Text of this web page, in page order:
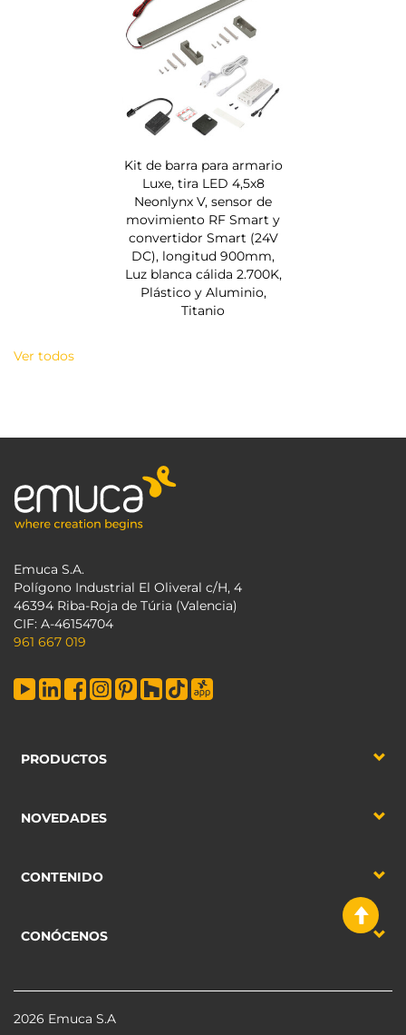
Kit de barra para armario
Luxe, tira LED 4,5x8
Neonlynx V, sensor de
movimiento RF Smart y
convertidor Smart (24V
DC), longitud 900mm,
Luz blanca cálida 2.700K,
Plástico y Aluminio,
Titanio
Ver todos
Emuca S.A.
Polígono Industrial El Oliveral c/H, 4
46394 Riba-Roja de Túria (Valencia)
CIF: A-46154704
961 667 019
PRODUCTOS
NOVEDADES
CONTENIDO
CONÓCENOS
2026 Emuca S.A